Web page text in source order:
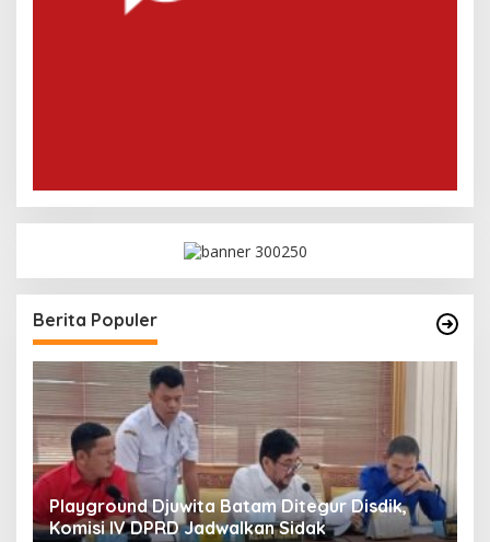
Berita Populer
Playground Djuwita Batam Ditegur Disdik,
Komisi IV DPRD Jadwalkan Sidak